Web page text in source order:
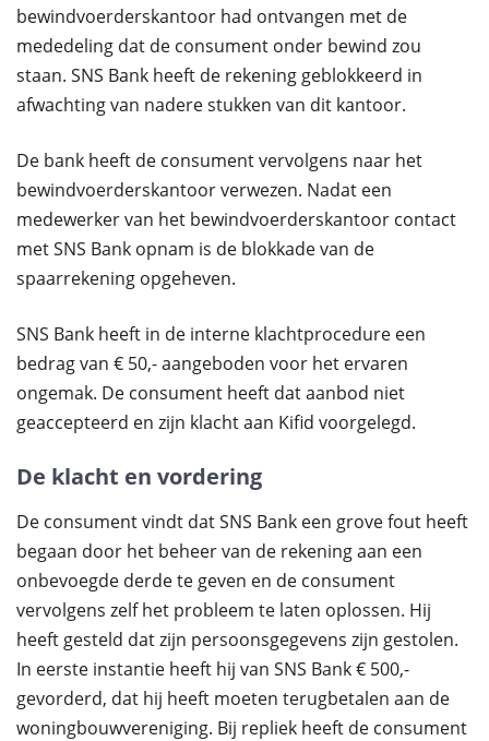
bewindvoerderskantoor had ontvangen met de
mededeling dat de consument onder bewind zou
staan. SNS Bank heeft de rekening geblokkeerd in
afwachting van nadere stukken van dit kantoor.
De bank heeft de consument vervolgens naar het
bewindvoerderskantoor verwezen. Nadat een
medewerker van het bewindvoerderskantoor contact
met SNS Bank opnam is de blokkade van de
spaarrekening opgeheven.
SNS Bank heeft in de interne klachtprocedure een
bedrag van € 50,- aangeboden voor het ervaren
ongemak. De consument heeft dat aanbod niet
geaccepteerd en zijn klacht aan Kifid voorgelegd.
De klacht en vordering
De consument vindt dat SNS Bank een grove fout heeft
begaan door het beheer van de rekening aan een
onbevoegde derde te geven en de consument
vervolgens zelf het probleem te laten oplossen. Hij
heeft gesteld dat zijn persoonsgegevens zijn gestolen.
In eerste instantie heeft hij van SNS Bank € 500,-
gevorderd, dat hij heeft moeten terugbetalen aan de
woningbouwvereniging. Bij repliek heeft de consument